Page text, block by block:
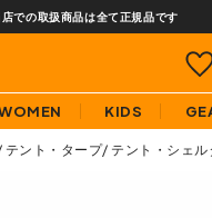
店での取扱商品は全て正規品です
KIDS
テント・タープ テント・シェル